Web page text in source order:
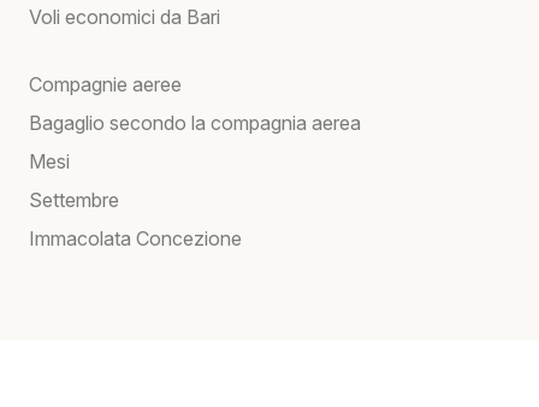
Voli economici da Bari
Compagnie aeree
Bagaglio secondo la compagnia aerea
Mesi
Settembre
Immacolata Concezione